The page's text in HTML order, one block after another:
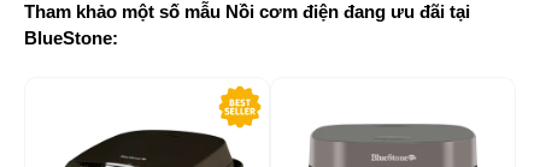
Tham khảo một số mẫu Nồi cơm điện đang ưu đãi tại
BlueStone: